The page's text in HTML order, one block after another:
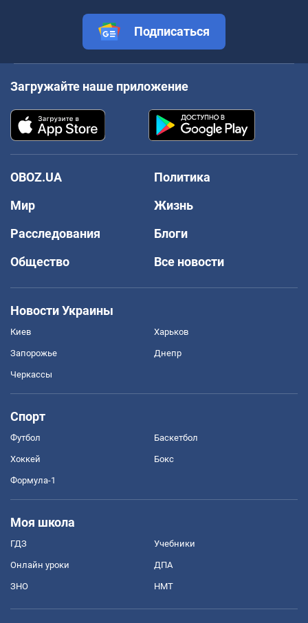
Подписаться
Загружайте наше приложение
OBOZ.UA
Политика
Мир
Жизнь
Расследования
Блоги
Общество
Все новости
Новости Украины
Киев Харьков
Запорожье Днепр
Черкассы
Спорт
Футбол Баскетбол
Хоккей Бокс
Формула-1
Моя школа
ГДЗ Учебники
Онлайн уроки ДПА
ЗНО НМТ